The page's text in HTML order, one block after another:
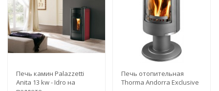
Печь камин Palazzetti
Anita 13 kw - Idro на
Печь отопительная
Thorma Andorra Exclusive